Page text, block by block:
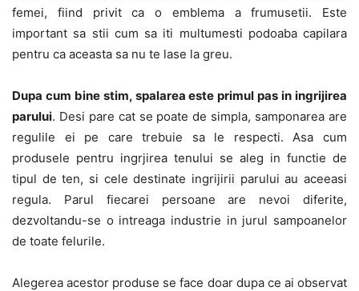
femei, fiind privit ca o emblema a frumusetii. Este
important sa stii cum sa iti multumesti podoaba capilara
pentru ca aceasta sa nu te lase la greu.
Dupa cum bine stim, spalarea este primul pas in ingrijirea
parului. Desi pare cat se poate de simpla, samponarea are
regulile ei pe care trebuie sa le respecti. Asa cum
produsele pentru ingrjirea tenului se aleg in functie de
tipul de ten, si cele destinate ingrijirii parului au aceeasi
regula. Parul fiecarei persoane are nevoi diferite,
dezvoltandu-se o intreaga industrie in jurul sampoanelor
de toate felurile.
Alegerea acestor produse se face doar dupa ce ai observat